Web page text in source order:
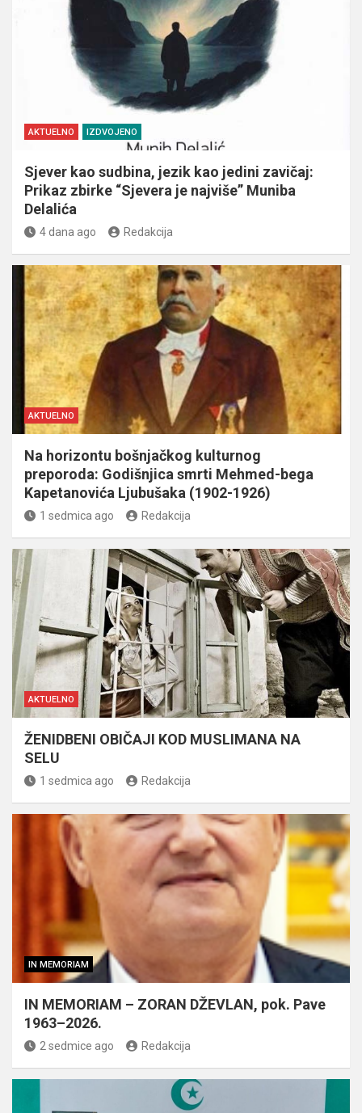
AKTUELNO IZDVOJENO
Sjever kao sudbina, jezik kao jedini zavičaj:
Prikaz zbirke “Sjevera je najviše” Muniba
Delalića
4 dana ago Redakcija
AKTUELNO
Na horizontu bošnjačkog kulturnog
preporoda: Godišnjica smrti Mehmed-bega
Kapetanovića Ljubušaka (1902-1926)
1 sedmica ago Redakcija
AKTUELNO
ŽENIDBENI OBIČAJI KOD MUSLIMANA NA
SELU
1 sedmica ago Redakcija
IN MEMORIAM
IN MEMORIAM – ZORAN DŽEVLAN, pok. Pave
1963–2026.
2 sedmice ago Redakcija